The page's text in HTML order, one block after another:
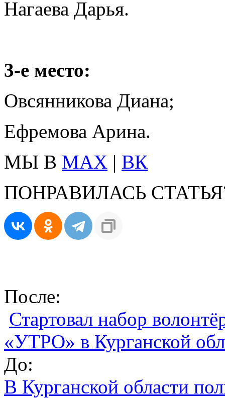
Нагаева Дарья.
3‑е место:
Овсянникова Диана;
Ефремова Арина.
МЫ В MAX | ВК
ПОНРАВИЛАСЬ
После:
Стартовал набор
«УТРО» в Курганской
До:
В Курганской области